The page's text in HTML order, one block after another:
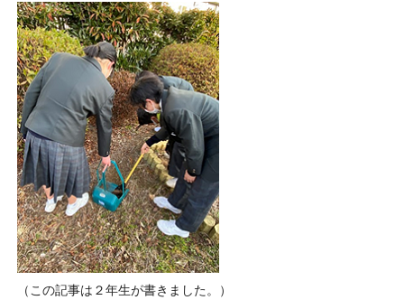
（この記事は２年生が書きました。）